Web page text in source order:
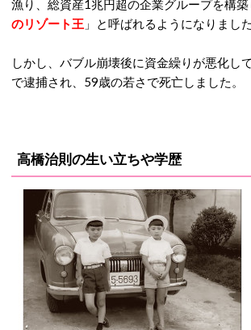
漁り、総資産1兆円超の企業グループを構築
のリゾート王 」と呼ばれるようになりました
しかし、バブル崩壊後に資金繰りが悪化し
で逮捕され、59歳の若さで死亡しました。
高橋治則の生い立ちや学歴